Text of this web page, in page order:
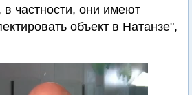
частности, они имеют
объект в Натанзе",